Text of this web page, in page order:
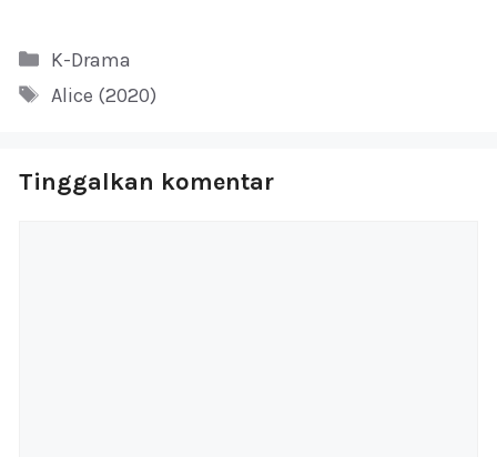
Kategori
K-Drama
Tag
Alice (2020)
Tinggalkan komentar